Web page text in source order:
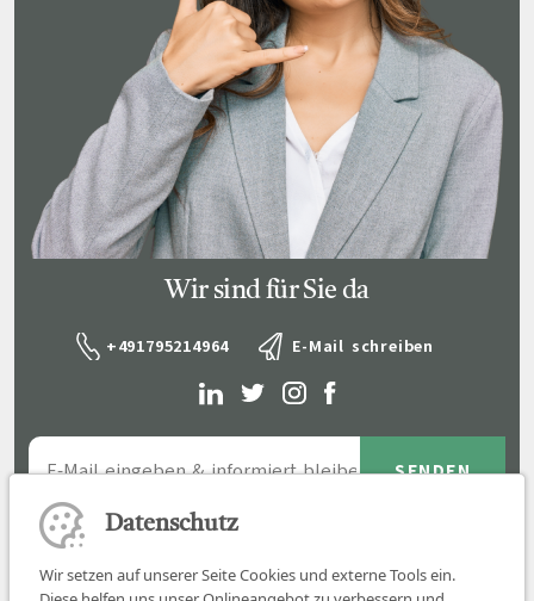
Wir sind für Sie da
+491795214964 E-Mail schreiben
Datenschutz
Wir setzen auf unserer Seite Cookies und externe Tools ein.